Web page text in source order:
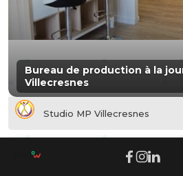
Bureau de production à la
Villecresnes
Studio MP Villecresnes